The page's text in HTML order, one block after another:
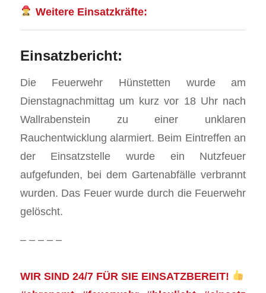
Weitere Einsatzkräfte:
Einsatzbericht:
Die Feuerwehr Hünstetten wurde am
Dienstagnachmittag um kurz vor 18 Uhr nach
Wallrabenstein zu einer unklaren
Rauchentwicklung alarmiert. Beim Eintreffen an
der Einsatzstelle wurde ein Nutzfeuer
aufgefunden, bei dem Gartenabfälle verbrannt
wurden. Das Feuer wurde durch die Feuerwehr
gelöscht.
– – – – –
WIR SIND 24/7 FÜR SIE EINSATZBEREIT!